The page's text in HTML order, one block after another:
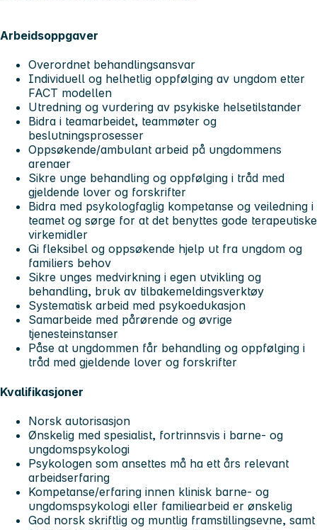
Arbeidsoppgaver
Overordnet behandlingsansvar
Individuell og helhetlig oppfølging av ungdom etter
FACT modellen
Utredning og vurdering av psykiske helsetilstander
Bidra i teamarbeidet, teammøter og
beslutningsprosesser
Oppsøkende/ambulant arbeid på ungdommens
arenaer
Sikre unge behandling og oppfølging i tråd med
gjeldende lover og forskrifter
Bidra med psykologfaglig kompetanse og veiledning i
teamet og sørge for at det benyttes gode terapeutiske
virkemidler
Gi fleksibel og oppsøkende hjelp ut fra ungdom og
familiers behov
Sikre unges medvirkning i egen utvikling og
behandling, bruk av tilbakemeldingsverktøy
Systematisk arbeid med psykoedukasjon
Samarbeide med pårørende og øvrige
tjenesteinstanser
Påse at ungdommen får behandling og oppfølging i
tråd med gjeldende lover og forskrifter
Kvalifikasjoner
Norsk autorisasjon
Ønskelig med spesialist, fortrinnsvis i barne- og
ungdomspsykologi
Psykologen som ansettes må ha ett års relevant
arbeidserfaring
Kompetanse/erfaring innen klinisk barne- og
ungdomspsykologi eller familiearbeid er ønskelig
God norsk skriftlig og muntlig framstillingsevne, samt